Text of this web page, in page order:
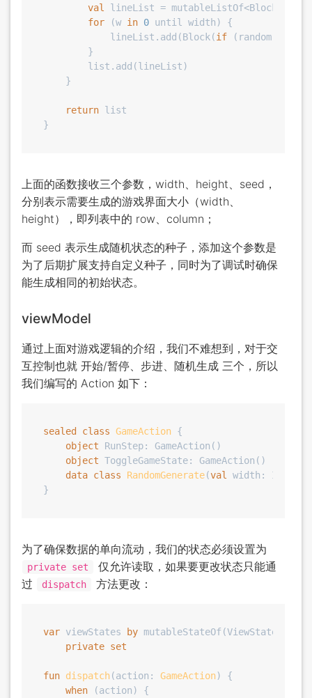
val lineList = mutableListOf<Block>()
for (w in 0 until width) {
            lineList.add(Block(
if
        }
        list.add(lineList)
    }
return list
上面的函数接收三个参数，width、height、seed，
分别表示需要生成的游戏界面大小（width、
height），即列表中的 row、column；
而 seed 表示生成随机状态的种子，添加这个参数是
为了后期扩展支持自定义种子，同时为了调试时确保
能生成相同的初始状态。
viewModel
通过上面对游戏逻辑的介绍，我们不难想到，对于交
互控制也就 开始/暂停、步进、随机生成 三个，所以
我们编写的 Action 如下：
sealed class GameAction {
object RunStep: GameAction()
object ToggleGameState: GameAction()
data class RandomGenerate(val width: Int
为了确保数据的单向流动，我们的状态必须设置为
private set
仅允许读取，如果要更改状态只能通
过
dispatch 方法更改：
var viewStates by mutableStateOf(ViewState())
private set
fun dispatch(action: GameAction)
{
when (action) {